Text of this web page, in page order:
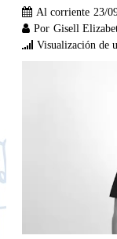
Al corriente 23/
Por Gisell
Visualización de